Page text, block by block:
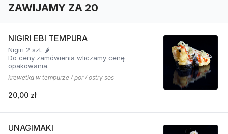
ZAWIJAMY ZA 20
NIGIRI EBI TEMPURA
Nigiri 2 szt. 🌶️
Do ceny zamówienia wliczamy cenę
opakowania.
krewetka w tempurze / por / ostry sos
20,00 zł
UNAGIMAKI